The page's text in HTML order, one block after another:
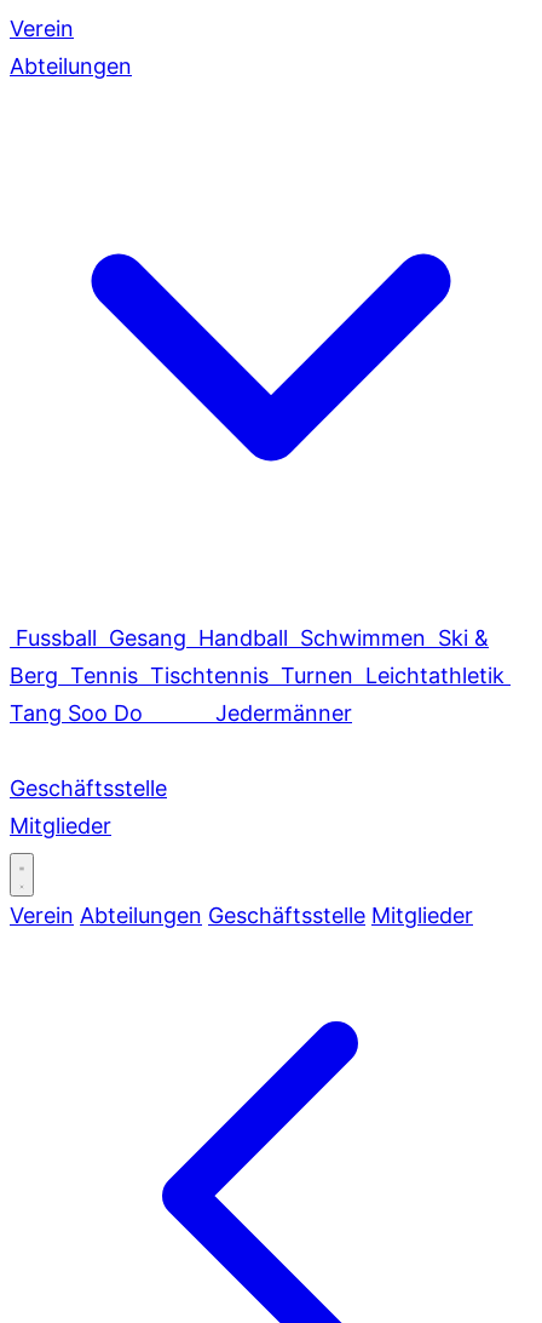
Verein
Abteilungen
Fussball Gesang Handball Schwimmen Ski &
Berg Tennis Tischtennis Turnen Leichtathletik
Tang Soo Do
Jedermänner
Geschäftsstelle
Mitglieder
Verein Abteilungen Geschäftsstelle Mitglieder